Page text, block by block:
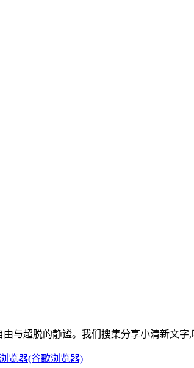
与超脱的静谧。我们搜集分享小清新文
览器(谷歌浏览器)